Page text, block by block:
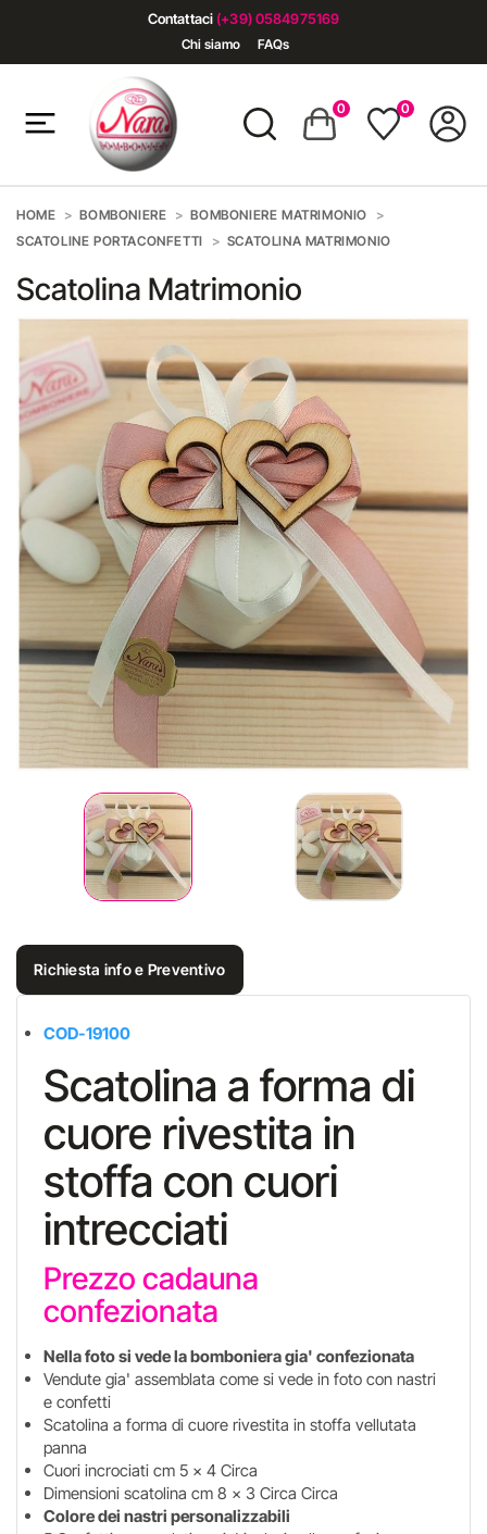
Contattaci (+39) 0584975169
Chi siamo FAQs
0 0
HOME BOMBONIERE
BOMBONIERE MATRIMONIO
SCATOLINE PORTACONFETTI
SCATOLINA MATRIMONIO
Scatolina Matrimonio
Richiesta info e Preventivo
COD-19100
Scatolina a forma di
cuore rivestita in
stoffa con cuori
intrecciati
Prezzo cadauna
confezionata
Nella foto si vede la bomboniera gia' confezionata
Vendute gia' assemblata come si vede in foto con nastri
e confetti
Scatolina a forma di cuore rivestita in stoffa vellutata
panna
Cuori incrociati cm 5 x 4 Circa
Dimensioni scatolina cm 8 x 3 Circa Circa
Colore dei nastri personalizzabili